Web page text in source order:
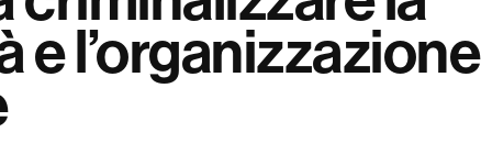
e l’organizzazione